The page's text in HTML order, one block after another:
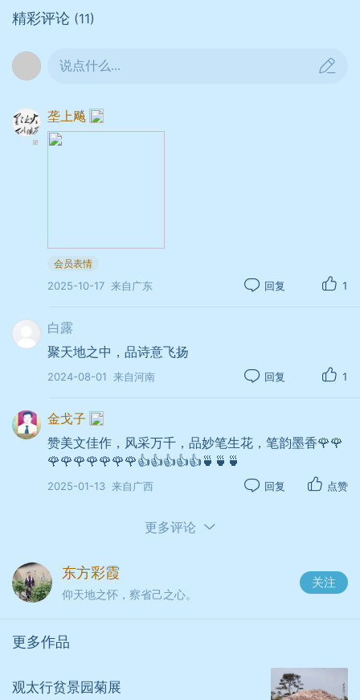
楼高云暗两相亲，山岳潜形骤雨临。
石凤宣
雨霁天晴赤日红，野田玉子起节疯。
惠风和畅农家喜，把酒欢歌庆稔丰。
瑶池新色正芬芳，曲径幽开碧水香。
廊上微风常伴我，吸呼清彻小荷塘。
精彩评论 (11)
说点什么...
垄上飚
会员表情
2025-10-17 来自广东 回复 1
白露
聚天地之中，品诗意飞扬
2024-08-01 来自河南 回复 1
金戈子
赞美文佳作，风采万千，品妙笔生花，笔韵墨香🌹🌹
🌹🌹🌹🌹🌹🌹🌹👍👍👍👍👍🍵🍵🍵
2025-01-13 来自广西 回复 点赞
更多评论
东方彩霞
仰天地之怀，察省己之心。
关注
更多作品
观太行贫景园菊展